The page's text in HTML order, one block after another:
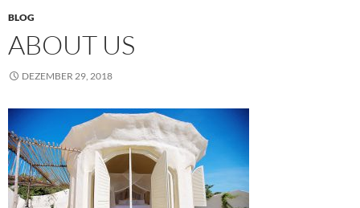
BLOG
ABOUT US
DEZEMBER 29, 2018